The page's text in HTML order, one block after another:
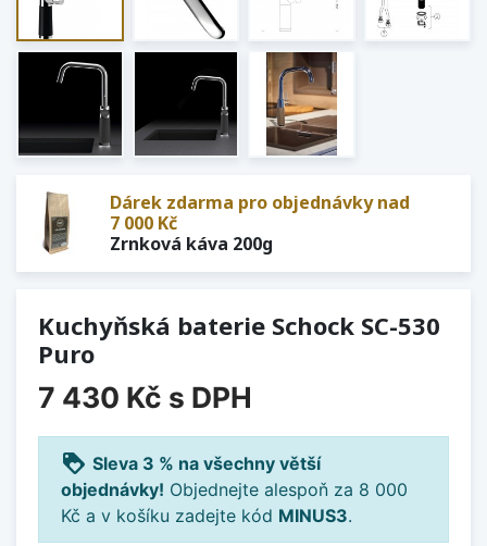
Dárek zdarma pro objednávky nad
7 000 Kč
Zrnková káva 200g
Kuchyňská baterie Schock SC-530
Puro
7 430 Kč s DPH
loyalty Sleva 3 % na všechny větší
objednávky! Objednejte alespoň za 8 000
Kč a v košíku zadejte kód MINUS3.